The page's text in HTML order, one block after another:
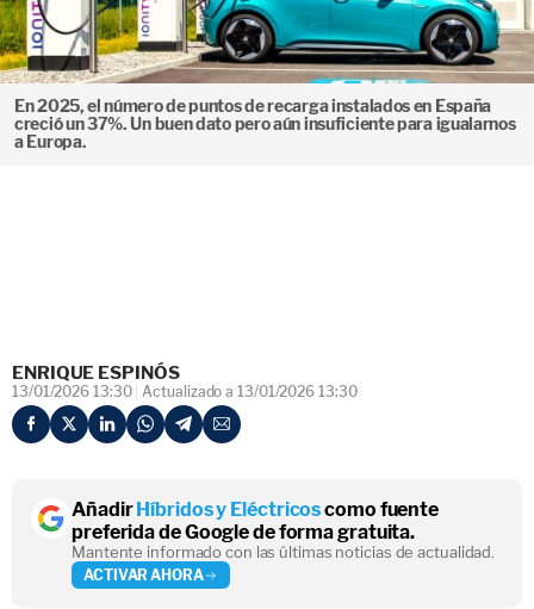
En 2025, el número de puntos de recarga instalados en España
creció un 37%. Un buen dato pero aún insuficiente para igualarnos
a Europa.
ENRIQUE ESPINÓS
13/01/2026 13:30 Actualizado a 13/01/2026 13:30
AñadirHíbridos y Eléctricoscomo fuente
preferida de Google de forma gratuita.
Mantente informado con las últimas noticias de actualidad.
ACTIVAR AHORA